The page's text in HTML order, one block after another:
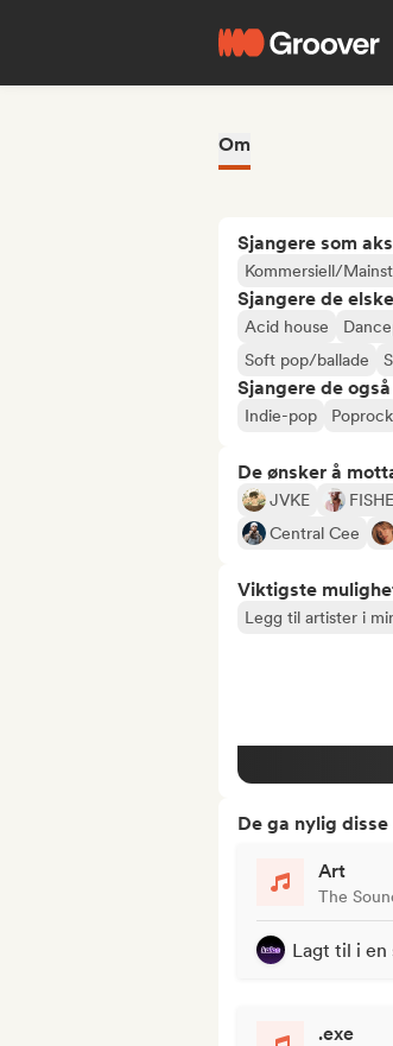
Om
Sjangere som
Kommersiell/
Sjangere de
Acid house
Soft pop/ballade
Sjangere de
Indie-pop Poprock
De ønsker å
JVKE
Central Cee
Viktigste
Legg til artister i
De ga nylig
Art
The
Lagt til i en
.exe